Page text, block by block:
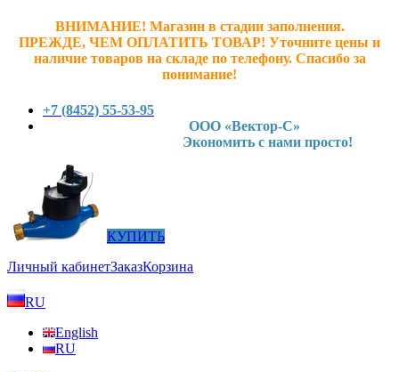
ВНИМАНИЕ! Магазин в стадии заполнения.
ПРЕЖДЕ, ЧЕМ ОПЛАТИТЬ ТОВАР! Уточните цены и
наличие товаров на складе по телефону. Спасибо за
понимание!
+7 (8452) 55-53-95
ООО «Вектор-С»
Экономить с нами просто!
КУПИТЬ
Личный кабинетЗаказКорзина
RU
English
RU